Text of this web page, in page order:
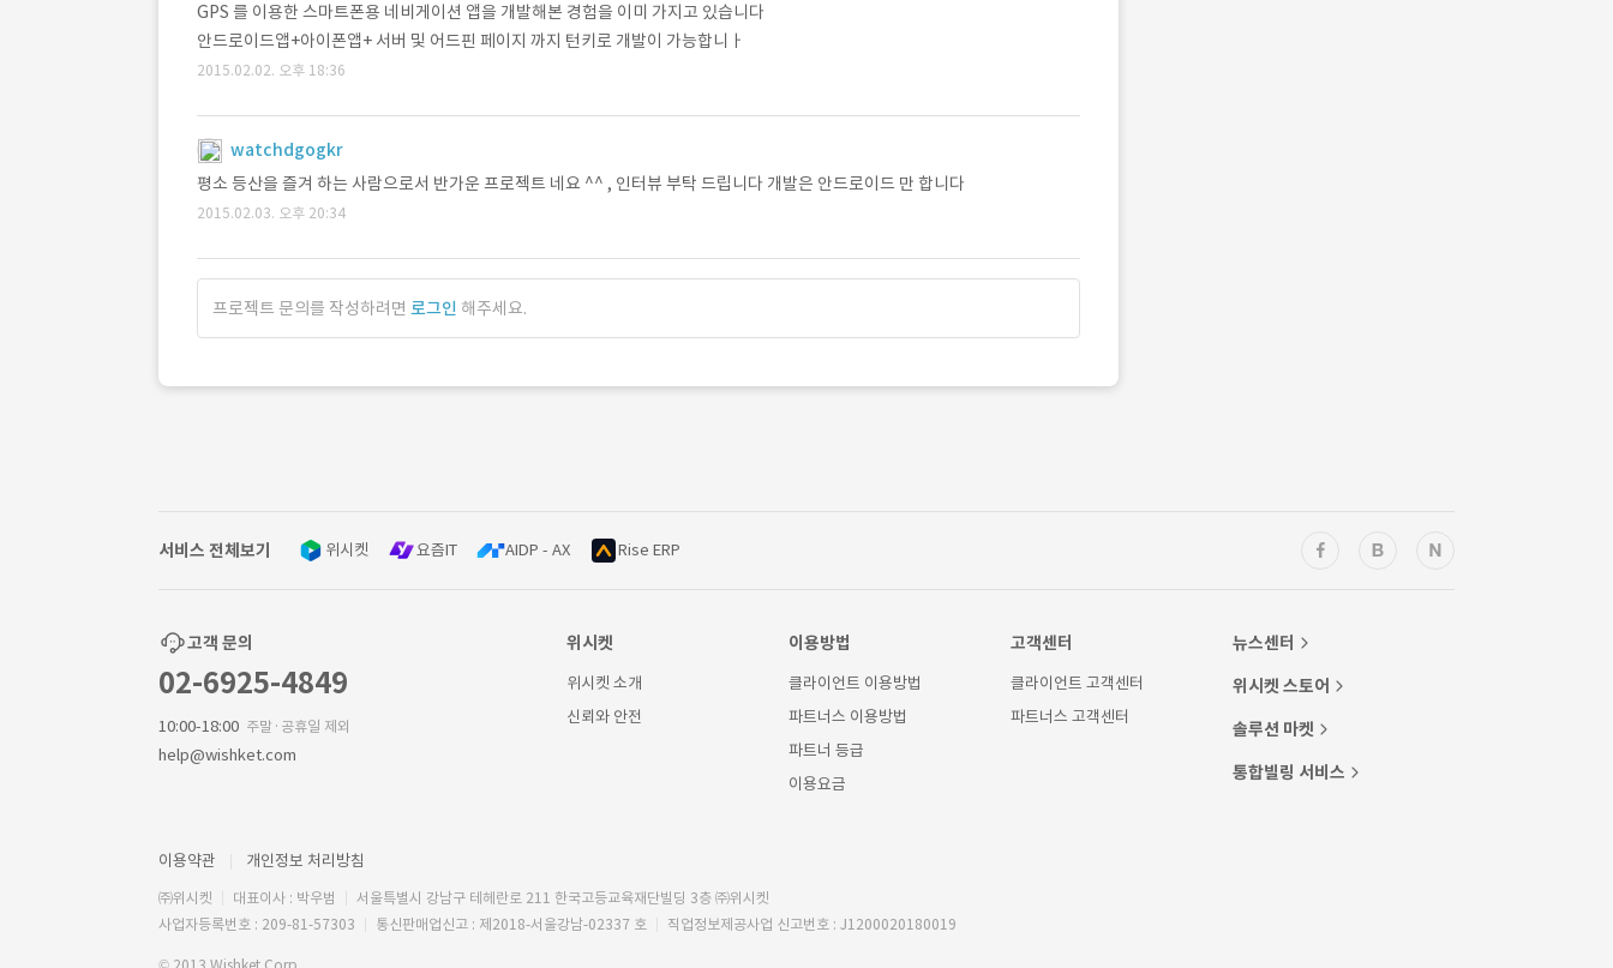
GPS 를 이용한 스마트폰용 네비게이션 앱을 개발해본 경험을 이미 가지고 있습니다
안드로이드앱+아이폰앱+ 서버 및 어드핀 페이지 까지 턴키로 개발이 가능합니ㅏ
2015.02.02. 오후 18:36
watchdgogkr
평소 등산을 즐겨 하는 사람으로서 반가운 프로젝트 네요 ^^ , 인터뷰 부탁 드립니다 개발은 안드로이드 만 합니다
2015.02.03. 오후 20:34
프로젝트 문의를 작성하려면 로그인 해주세요.
서비스 전체보기 위시켓 요즘IT AIDP - AX Rise ERP
고객 문의
02-6925-4849
10:00-18:00 주말·공휴일 제외
help@wishket.com
위시켓
위시켓 소개
신뢰와 안전
이용방법
클라이언트 이용방법
파트너스 이용방법
파트너 등급
이용요금
고객센터
클라이언트 고객센터
파트너스 고객센터
뉴스센터
위시켓 스토어
솔루션 마켓
통합빌링 서비스
이용약관 개인정보 처리방침
㈜위시켓 대표이사 : 박우범
서울특별시 강남구 테헤란로 211 한국고등교육재단빌딩 3층 ㈜위시켓
사업자등록번호 : 209-81-57303
통신판매업신고 : 제2018-서울강남-02337 호 직업정보제공사업 신고번호 : J1200020180019